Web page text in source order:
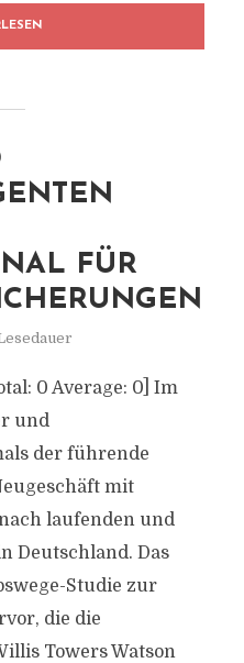
FÜR
0 Average: 0] Im
und
der führende
mit
laufenden und
Deutschland. Das
Studie zur
die die
Towers Watson